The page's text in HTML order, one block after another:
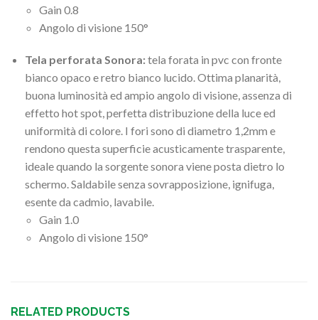
Gain 0.8
Angolo di visione 150°
Tela perforata Sonora:tela forata in pvc con fronte
bianco opaco e retro bianco lucido. Ottima planarità,
buona luminosità ed ampio angolo di visione, assenza di
effetto hot spot, perfetta distribuzione della luce ed
uniformità di colore. I fori sono di diametro 1,2mm e
rendono questa superficie acusticamente trasparente,
ideale quando la sorgente sonora viene posta dietro lo
schermo. Saldabile senza sovrapposizione, ignifuga,
esente da cadmio, lavabile.
Gain 1.0
Angolo di visione 150°
RELATED PRODUCTS